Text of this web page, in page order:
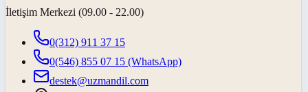
İletişim Merkezi (09.00 - 22.00)
0(312) 911 37 15
0(546) 855 07 15 (WhatsApp)
destek@uzmandil.com